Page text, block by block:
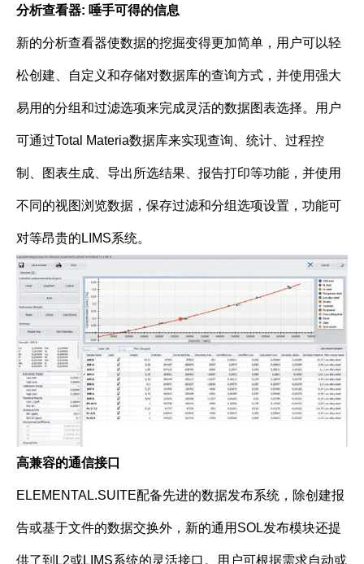
分析查看器: 唾手可得的信息
新的分析查看器使数据的挖掘变得更加简单，用户可以轻
松创建、自定义和存储对数据库的查询方式，并使用强大
易用的分组和过滤选项来完成灵活的数据图表选择。用户
可通过Total Materia数据库来实现查询、统计、过程控
制、图表生成、导出所选结果、报告打印等功能，并使用
不同的视图浏览数据，保存过滤和分组选项设置，功能可
对等昂贵的LIMS系统。
高兼容的通信接口
ELEMENTAL.SUITE配备先进的数据发布系统，除创建报
告或基于文件的数据交换外，新的通用SOL发布模块还提
供了到L2或LIMS系统的灵活接口。用户可根据需求自动或